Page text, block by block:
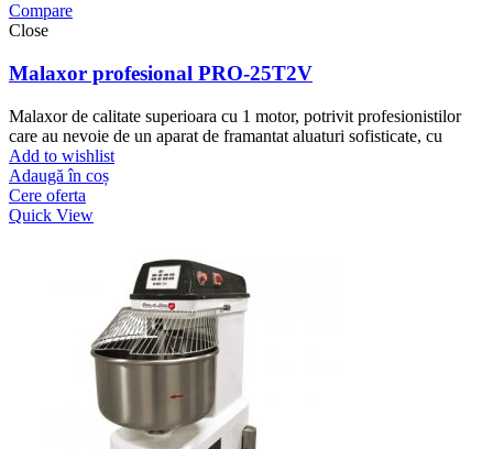
Compare
Close
Malaxor profesional PRO-25T2V
Malaxor de calitate superioara cu 1 motor, potrivit profesionistilor
care au nevoie de un aparat de framantat aluaturi sofisticate, cu
Add to wishlist
Adaugă în coș
Cere oferta
Quick View